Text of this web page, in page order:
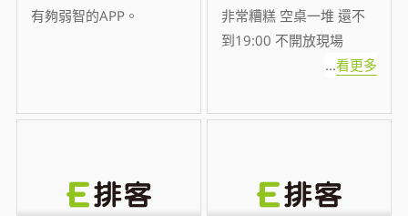
有夠弱智的APP。
非常糟糕 空桌一堆 還不
到19:00 不開放現場
...看更多